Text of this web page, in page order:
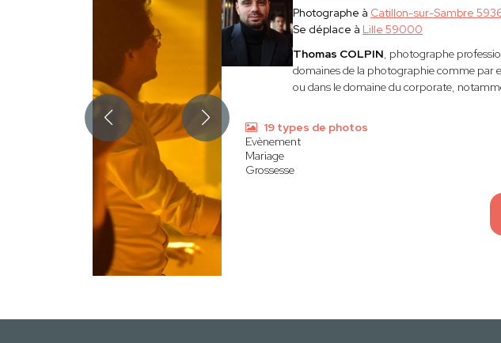
Photographe à Catillon-sur-Sambre
Se déplace à Lille 59000
Thomas COLPIN, photographe
domaines de la photographie comme par
ou dans le domaine du corporate,
19 types de photos
Evènement
Mariage
Grossesse